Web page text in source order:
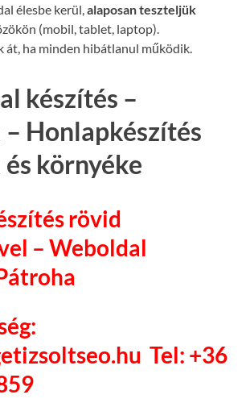
élesbe kerül,alaposan teszteljük
(mobil, tablet, laptop).
át, ha minden hibátlanul működik.
készítés –
Honlapkészítés
környéke
rövid
– Weboldal
Tel: +36